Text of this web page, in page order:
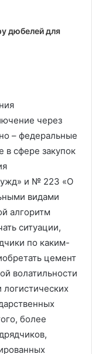
дюбелей для
через
– федеральные
в сфере закупок
и № 223 «О
видами
алгоритм
ситуации,
по каким-
цемент
волатильности
логистических
более